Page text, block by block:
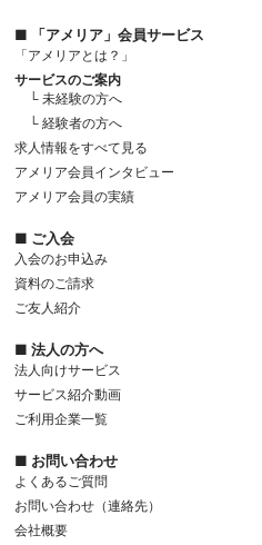
■ 「アメリア」会員サービス
「アメリアとは？」
サービスのご案内
└ 未経験の方へ
└ 経験者の方へ
求人情報をすべて見る
アメリア会員インタビュー
アメリア会員の実績
■ ご入会
入会のお申込み
資料のご請求
ご友人紹介
■ 法人の方へ
法人向けサービス
サービス紹介動画
ご利用企業一覧
■ お問い合わせ
よくあるご質問
お問い合わせ（連絡先）
会社概要